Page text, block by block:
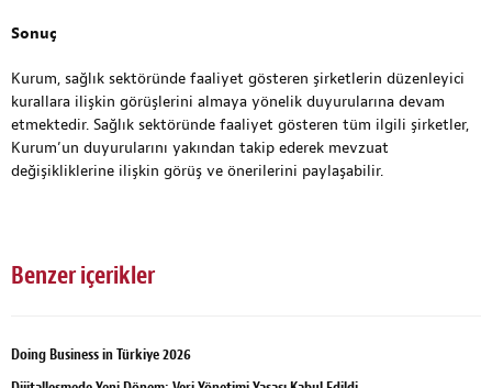
Sonuç
Kurum, sağlık sektöründe faaliyet gösteren şirketlerin düzenleyici
kurallara ilişkin görüşlerini almaya yönelik duyurularına devam
etmektedir. Sağlık sektöründe faaliyet gösteren tüm ilgili şirketler,
Kurum’un duyurularını yakından takip ederek mevzuat
değişikliklerine ilişkin görüş ve önerilerini paylaşabilir.
Benzer içerikler
Doing Business in Türkiye 2026